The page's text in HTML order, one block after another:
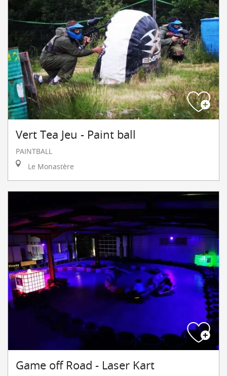
Vert Tea Jeu - Paint ball
PAINTBALL
Le Monastère
Game off Road - Laser Kart